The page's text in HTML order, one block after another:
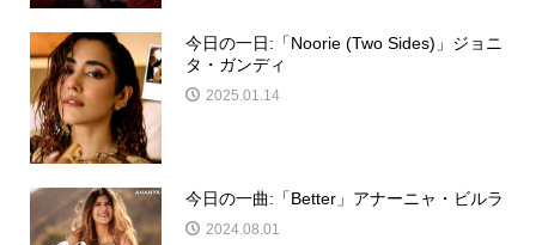
今日の一日:「Noorie (Two Sides)」ジョニ
タ・ガンディ
2025.01.14
今日の一曲:「Better」アナーニャ・ビルラ
2024.08.01